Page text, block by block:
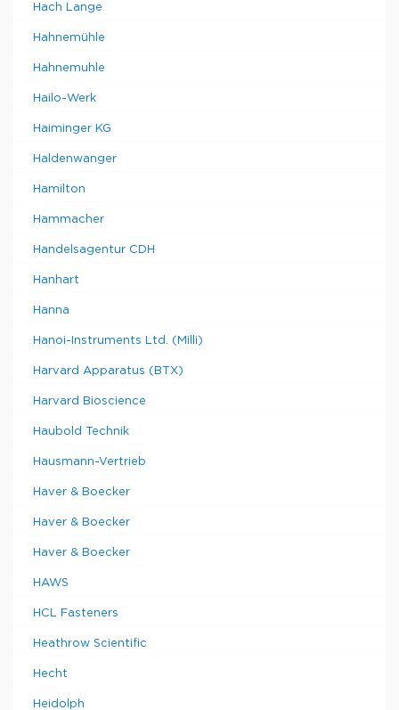
Hach Lange
Hahnemühle
Hahnemuhle
Hailo-Werk
Haiminger KG
Haldenwanger
Hamilton
Hammacher
Handelsagentur CDH
Hanhart
Hanna
Hanoi-Instruments Ltd. (Milli)
Harvard Apparatus (BTX)
Harvard Bioscience
Haubold Technik
Hausmann-Vertrieb
Haver & Boecker
Haver & Boecker
Haver & Boecker
HAWS
HCL Fasteners
Heathrow Scientific
Hecht
Heidolph